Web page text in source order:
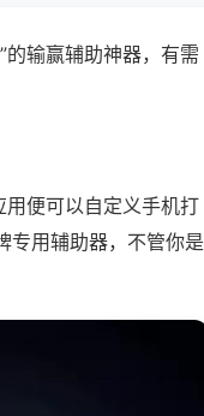
输赢辅助神器，有需
用便可以自定义手机打
专用辅助器，不管你是